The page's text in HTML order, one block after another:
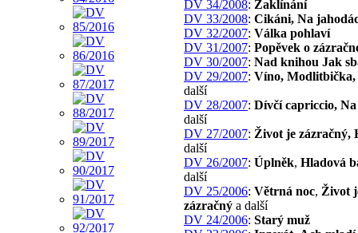
DV 34/2008: Zaklínání
DV 33/2008: Cikáni, Na
DV 32/2007: Válka pohlaví
DV 31/2007: Popěvek o
DV 30/2007: Nad knihou Jak
DV 29/2007: Víno,
další
DV 28/2007: Dívčí capriccio,
další
DV 27/2007: Život je zázračný,
další
DV 26/2007: Úplněk, Hladová
další
DV 25/2006: Větrná noc, Život
zázračný a další
DV 24/2006: Starý muž